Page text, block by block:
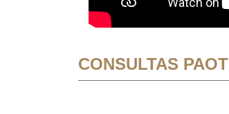
CONSULTAS PAOT